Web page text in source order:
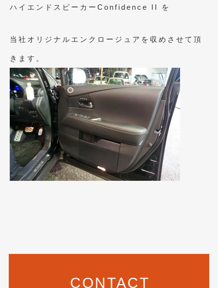
2022年4月(2)
2021年12月 (2)
2021年8月
2021年7月(7)
2021年4月 (1)
2021年3月(1)
2021年1月(2)
2020年12月(2)
2020年11月(2)
2020年7月(3)
ハイエンドスピーカーConfidence II を
当社オリジナルエンクロージュアを収めさせて頂
きます。
CONTACT